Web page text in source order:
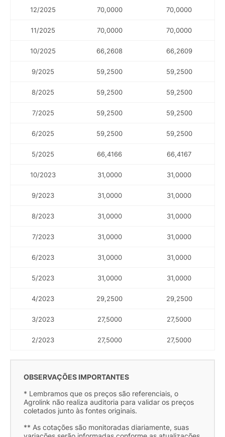
12/2025 70,0000 70,0000
11/2025 70,0000 70,0000
10/2025 66,2608 66,2609
9/2025 59,2500 59,2500
8/2025 59,2500 59,2500
7/2025 59,2500 59,2500
6/2025 59,2500 59,2500
5/2025 66,4166 66,4167
10/2023 31,0000 31,0000
9/2023 31,0000 31,0000
8/2023 31,0000 31,0000
7/2023 31,0000 31,0000
6/2023 31,0000 31,0000
5/2023 31,0000 31,0000
4/2023 29,2500 29,2500
3/2023 27,5000 27,5000
2/2023 27,5000 27,5000
OBSERVAÇÕES IMPORTANTES
* Lembramos que os preços são referenciais, o
Agrolink não realiza auditoria para validar os preços
coletados junto às fontes originais.
** As cotações são monitoradas diariamente, suas